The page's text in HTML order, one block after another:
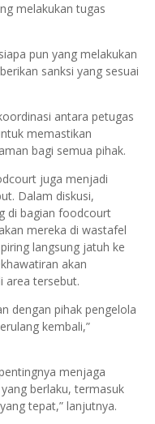
melakukan tugas
pun yang melakukan
sanksi yang sesuai
antara petugas
memastikan
bagi semua pihak.
juga menjadi
Dalam diskusi,
di bagian foodcourt
mereka di wastafel
langsung jatuh ke
akan
area tersebut.
dengan pihak pengelola
kembali,”
menjaga
berlaku, termasuk
tepat,” lanjutnya.